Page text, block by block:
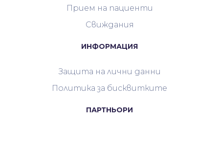
Прием на пациенти
Свиждания
ИНФОРМАЦИЯ
Защита на лични данни
Политика за бисквитките
ПАРТНЬОРИ